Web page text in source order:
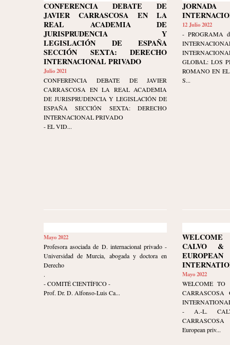
CONFERENCIA DEBATE DE
JAVIER CARRASCOSA EN LA
REAL ACADEMIA DE
JURISPRUDENCIA Y
LEGISLACIÓN DE ESPAÑA
SECCIÓN SEXTA: DERECHO
INTERNACIONAL PRIVADO
Julio 2021
CONFERENCIA DEBATE DE JAVIER
CARRASCOSA EN LA REAL ACADEMIA
DE JURISPRUDENCIA Y LEGISLACIÓN DE
ESPAÑA SECCIÓN SEXTA: DERECHO
INTERNACIONAL PRIVADO
- EL VID...
12 Julio 2022
- PROGRAMA
GLOBAL: LOS
ROMANO EN
S...
Mayo 2022
Profesora asociada de D. internacional privado -
Universidad de Murcia, abogada y doctora en
Derecho
.
- COMITÉ CIENTÍFICO -
Prof. Dr. D. Alfonso-Luis Ca...
CALVO &
Mayo 2022
WELCOME
CARRASCOSA
- A.-L.
European priv...